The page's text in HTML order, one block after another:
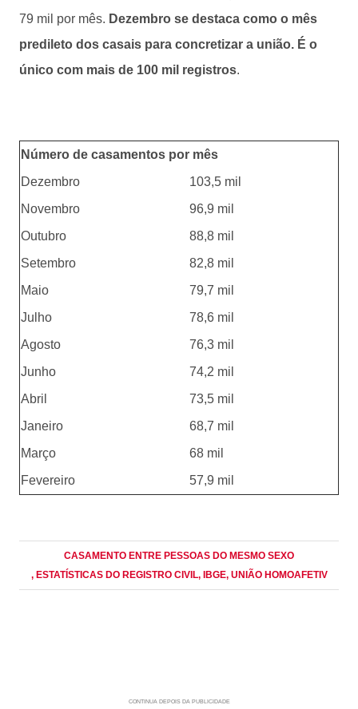
79 mil por mês. Dezembro se destaca como o mês
predileto dos casais para concretizar a união. É o
único com mais de 100 mil registros.
Número de casamentos por mês
Dezembro
103,5 mil
Novembro
96,9 mil
Outubro
88,8 mil
Setembro
82,8 mil
Maio
79,7 mil
Julho
78,6 mil
Agosto
76,3 mil
Junho
74,2 mil
Abril
73,5 mil
Janeiro
68,7 mil
Março
68 mil
Fevereiro
57,9 mil
CASAMENTO ENTRE PESSOAS DO MESMO SEXO
, ESTATÍSTICAS DO REGISTRO CIVIL, IBGE, UNIÃO HOMOAFETIV